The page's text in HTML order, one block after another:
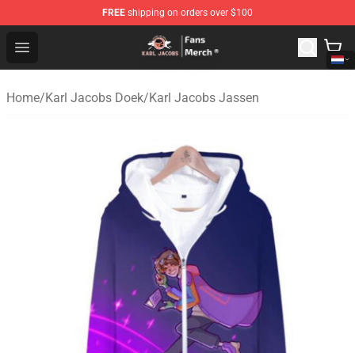
FREE shipping on orders over $100
Open menu
Karl Jacobs Store - Official Karl Jacobs Merchandise
Home/Karl Jacobs Doek/Karl Jacobs Jassen